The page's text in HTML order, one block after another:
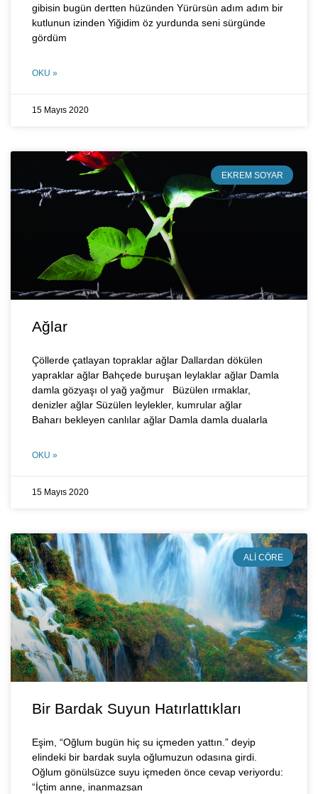
gibisin bugün dertten hüzünden Yürürsün adım adım bir
kutlunun izinden Yiğidim öz yurdunda seni sürgünde
gördüm
OKU »
15 Mayıs 2020
EKREM SOYAR
Ağlar
Çöllerde çatlayan topraklar ağlar Dallardan dökülen
yapraklar ağlar Bahçede buruşan leylaklar ağlar Damla
damla gözyaşı ol yağ yağmur Büzülen ırmaklar,
denizler ağlar Süzülen leylekler, kumrular ağlar
Baharı bekleyen canlılar ağlar Damla damla dualarla
OKU »
15 Mayıs 2020
ALI CÖRE
Bir Bardak Suyun Hatırlattıkları
Eşim, “Oğlum bugün hiç su içmeden yattın.” deyip
elindeki bir bardak suyla oğlumuzun odasına girdi.
Oğlum gönülsüzce suyu içmeden önce cevap veriyordu:
“İçtim anne, inanmazsan